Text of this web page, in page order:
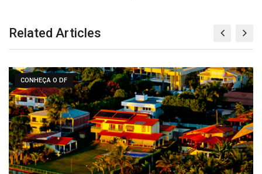
Related Articles
CONHEÇA O DF